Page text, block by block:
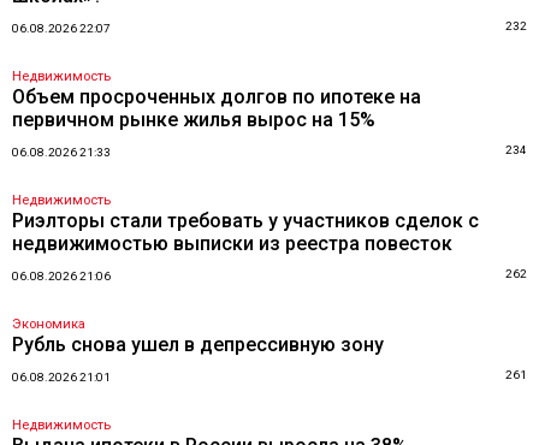
06.08.2026 22:07 232
Недвижимость
Объем просроченных долгов по ипотеке на
первичном рынке жилья вырос на 15%
06.08.2026 21:33 234
Недвижимость
Риэлторы стали требовать у участников сделок с
недвижимостью выписки из реестра повесток
06.08.2026 21:06 262
Экономика
Рубль снова ушел в депрессивную зону
06.08.2026 21:01 261
Недвижимость